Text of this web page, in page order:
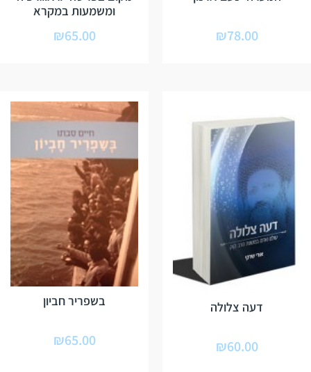
₪78.00
ומשמעות במקרא
₪65.00
דעה צלולה
₪60.00
בשפריר חביון
₪65.00